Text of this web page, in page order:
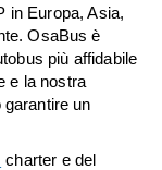
in Europa, Asia,
OsaBus è
più affidabile
e la nostra
un
charter e del